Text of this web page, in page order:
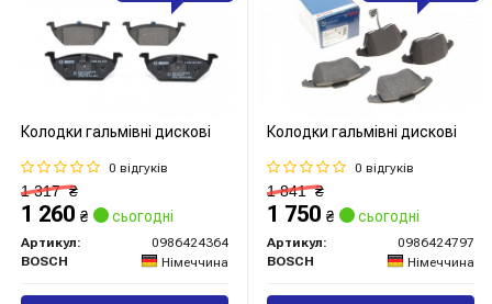
Колодки гальмівні дискові
0 відгуків
1 317₴
1 260 ₴ сьогодні
Артикул:
0986424364
BOSCH
Німеччина
Колодки гальмівні дискові
0 відгуків
1 841₴
1 750 ₴ сьогодні
Артикул:
0986424797
BOSCH
Німеччина